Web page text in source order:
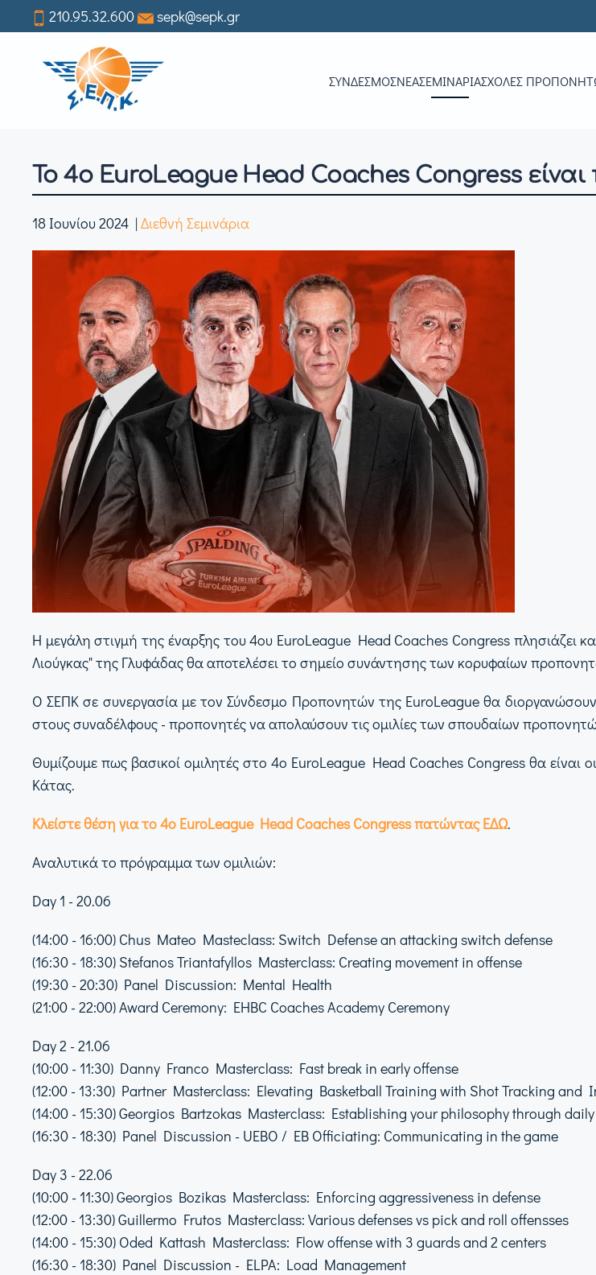
to
content
210.95.32.600 sepk@sepk.gr
ΣΥΝΔΕΣΜΟΣΝΕΑΣΕΜΙΝΆΡΙΑΣΧΟΛΈΣ
Το 4ο EuroLeague Head Coaches Congress
18 Ιουνίου 2024 |Διεθνή Σεμινάρια
Η μεγάλη στιγμή της έναρξης του 4ου EuroLeague Head Coaches Congress πλησιάζει
Λιούγκας" της Γλυφάδας θα αποτελέσει το σημείο συνάντησης των κορυφαίων
Ο ΣΕΠΚ σε συνεργασία με τον Σύνδεσμο Προπονητών της EuroLeague θα
στους συναδέλφους - προπονητές να απολαύσουν τις ομιλίες των σπουδαίων
Θυμίζουμε πως βασικοί ομιλητές στο 4ο EuroLeague Head Coaches Congress θα
Κάτας.
Κλείστε θέση για το 4ο EuroLeague Head Coaches Congress πατώντας ΕΔΩ.
Αναλυτικά το πρόγραμμα των ομιλιών:
Day 1 - 20.06
(14:00 - 16:00) Chus Mateo Masteclass: Switch Defense an attacking switch defense
(16:30 - 18:30) Stefanos Triantafyllos Masterclass: Creating movement in offense
(19:30 - 20:30) Panel Discussion: Mental Health
(21:00 - 22:00) Award Ceremony: EHBC Coaches Academy Ceremony
Day 2 - 21.06
(10:00 - 11:30) Danny Franco Masterclass: Fast break in early offense
(12:00 - 13:30) Partner Masterclass: Elevating Basketball Training with Shot Tracking and
(14:00 - 15:30) Georgios Bartzokas Masterclass: Establishing your philosophy through
(16:30 - 18:30) Panel Discussion - UEBO / EB Officiating: Communicating in the game
Day 3 - 22.06
(10:00 - 11:30) Georgios Bozikas Masterclass: Enforcing aggressiveness in defense
(12:00 - 13:30) Guillermo Frutos Masterclass: Various defenses vs pick and roll offensses
(14:00 - 15:30) Oded Kattash Masterclass: Flow offense with 3 guards and 2 centers
(16:30 - 18:30) Panel Discussion - ELPA: Load Management